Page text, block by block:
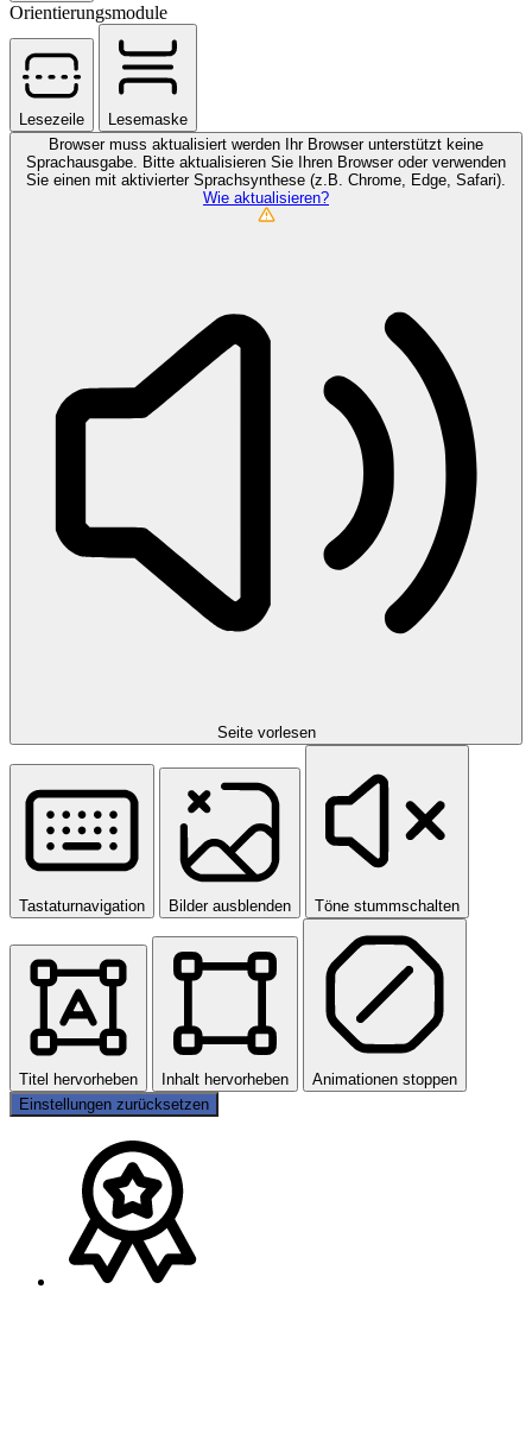
Orientierungsmodule
Lesezeile
Lesemaske
Browser muss aktualisiert werden Ihr Browser unterstützt keine
Sprachausgabe. Bitte aktualisieren Sie Ihren Browser oder verwenden
Sie einen mit aktivierter Sprachsynthese (z.B. Chrome, Edge, Safari).
Wie aktualisieren?
Seite vorlesen
Tastaturnavigation Bilder ausblenden Töne stummschalten
Titel hervorheben Inhalt hervorheben
Animationen stoppen
Einstellungen zurücksetzen